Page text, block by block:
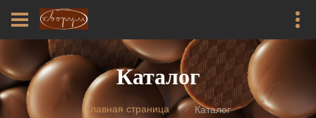
Каталог
Главная страница Каталог